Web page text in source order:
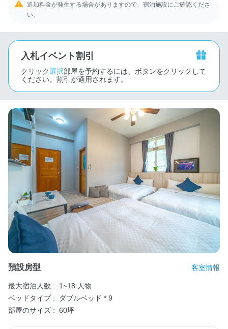
追加料金が発生する場合がありますので、宿泊施設にご確認くださ
い。
入札イベント割引
クリック選択部屋を予約するには、ボタンをクリックして
ください。割引が適用されます。
預設房型 客室情報
最大宿泊人数 :
1~18 人物
ベッドタイプ :
ダブルベッド * 9
部屋のサイズ : 60坪